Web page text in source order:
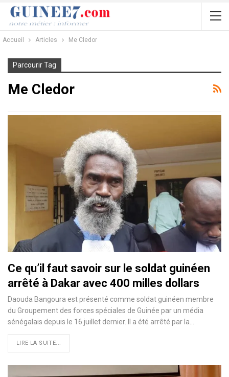
Accueil Articles Me Cledor
Parcourir Tag
Me Cledor
Ce qu’il faut savoir sur le soldat guinéen
arrêté à Dakar avec 400 milles dollars
Daouda Bangoura est présenté comme soldat guinéen membre
du Groupement des forces spéciales de Guinée par un média
sénégalais depuis le 16 juillet dernier. Il a été arrêté par la…
LIRE LA SUITE...